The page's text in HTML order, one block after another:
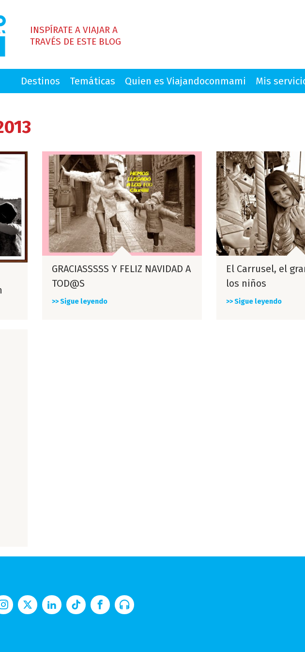
INSPÍRATE A VIAJAR A
TRAVÉS DE ESTE BLOG
Destinos Temáticas Quien es Viajandoconmami Mis
GRACIASSSSS Y FELIZ NAVIDAD A
TOD@S
>> Sigue leyendo
El Carrusel, el
los niños
>> Sigue leyendo